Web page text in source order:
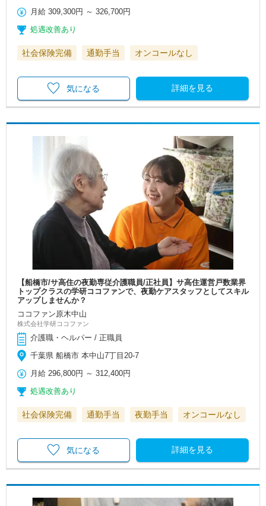
月給 309,300円 ～326,700円
処遇改善あり
社会保険完備 通勤手当 オンコールなし
詳細を見る
気になる
【船橋市/サ高住の夜勤専従介護職員/正社員】サ高住運営戸数業界
トップクラスの学研ココファンで、夜勤ケアスタッフとしてスキル
アップしませんか？
ココファン原木中山
株式会社学研ココファン
介護職・ヘルパー / 正職員
千葉県 船橋市 本中山7丁目20-7
月給 296,800円 ～312,400円
処遇改善あり
社会保険完備 通勤手当 夜勤手当 オンコールなし
詳細を見る
気になる